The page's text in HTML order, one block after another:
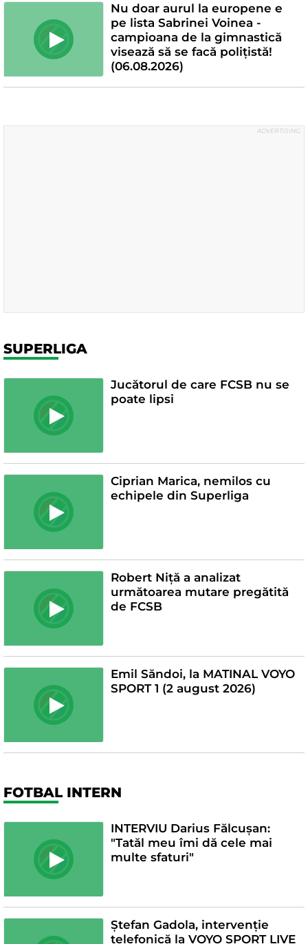
Nu doar aurul la europene e
pe lista Sabrinei Voinea -
campioana de la gimnastică
visează să se facă polițistă!
(06.08.2026)
SUPERLIGA
Jucătorul de care FCSB nu se
poate lipsi
Ciprian Marica, nemilos cu
echipele din Superliga
Robert Niță a analizat
următoarea mutare pregătită
de FCSB
Emil Săndoi, la MATINAL VOYO
SPORT 1 (2 august 2026)
FOTBAL INTERN
INTERVIU Darius Fălcușan:
"Tatăl meu îmi dă cele mai
multe sfaturi"
Ștefan Gadola, intervenție
telefonică la VOYO SPORT LIVE